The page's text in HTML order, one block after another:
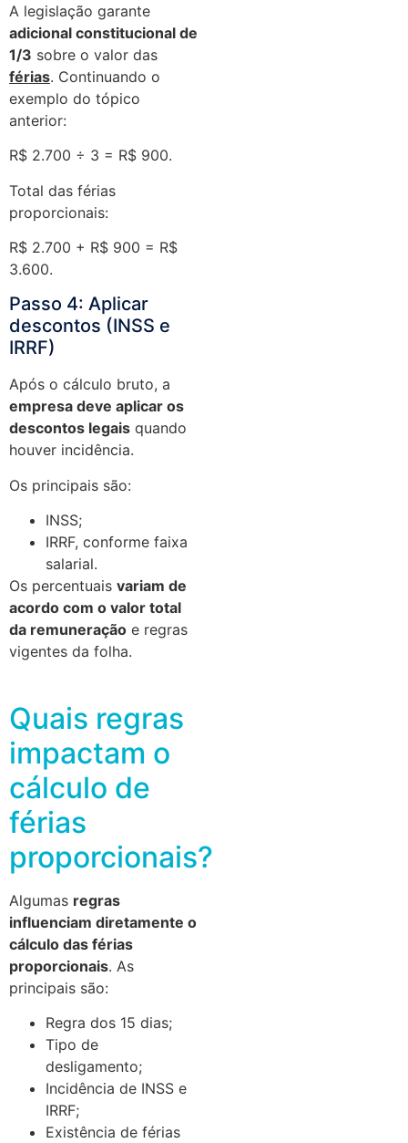
A legislação garante
adicional constitucional de
1/3 sobre o valor das
férias. Continuando o
exemplo do tópico
anterior:
R$ 2.700 ÷ 3 = R$ 900.
Total das férias
proporcionais:
R$ 2.700 + R$ 900 = R$
3.600.
Passo 4: Aplicar
descontos (INSS e
IRRF)
Após o cálculo bruto, a
empresa deve aplicar os
descontos legais quando
houver incidência.
Os principais são:
INSS;
IRRF, conforme faixa
salarial.
Os percentuais variam de
acordo com o valor total
da remuneração e regras
vigentes da folha.
Quais regras
impactam o
cálculo de
férias
proporcionais?
Algumas regras
influenciam diretamente o
cálculo das férias
proporcionais. As
principais são:
Regra dos 15 dias;
Tipo de
desligamento;
Incidência de INSS e
IRRF;
Existência de férias